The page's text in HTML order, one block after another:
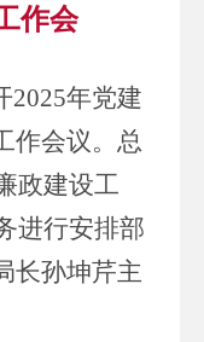
作会
2025年党建
作会议。总
政建设工
进行安排部
长孙坤芹主